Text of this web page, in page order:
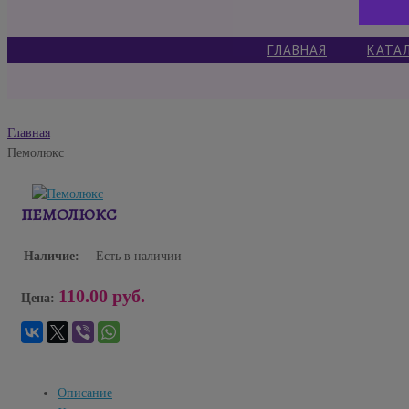
ГЛАВНАЯ
Главная
Пемолюкс
ПЕМОЛЮКС
Наличие: Есть в наличии
Цена: 110.00 руб.
Описание